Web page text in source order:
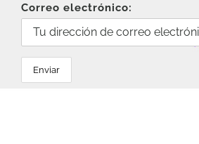
Correo electrónico: